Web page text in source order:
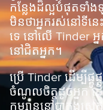
r
កន្លែងដ៏ល្អបំផុតទាំ
មិនថាអ្នករស់នៅទីនេ
ទេ នៅលើ Tinder អ្
នៅជិតអ្នក។
ប្រើ Tinder ដើម្បី
ចំណូលចិត្តដូចអ្នក ដ
កម្សាន្តនៅបាក្នុង